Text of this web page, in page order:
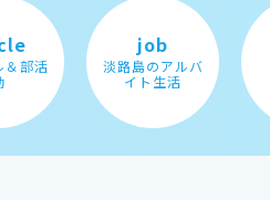
＆部活
job
淡路島のアルバ
イト生活